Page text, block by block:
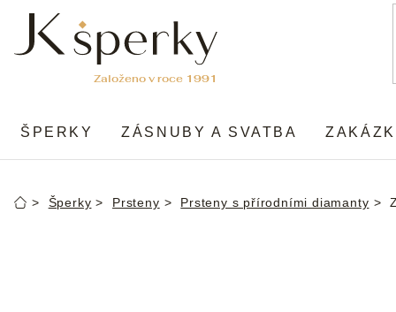
obsah
ŠPERKY ZÁSNUBY A SVATBA
DomůŠperky Prsteny Prsteny s přírodními diamanty